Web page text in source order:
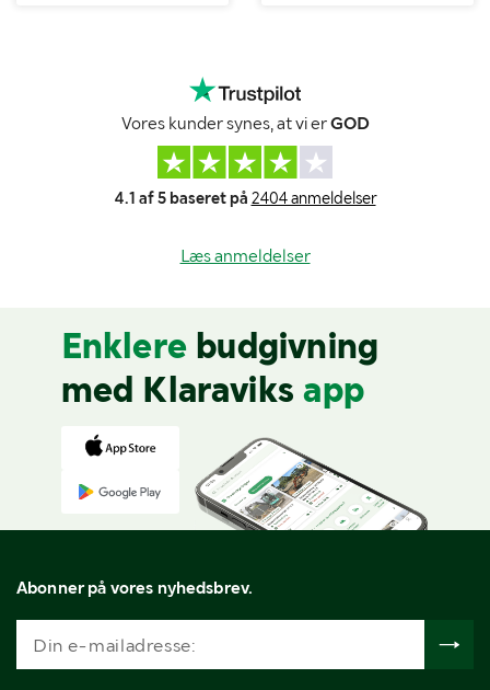
Vores kunder synes, at vi erGOD
4.1 af 5 baseret på 2404 anmeldelser
Læs anmeldelser
Enklere budgivning
med Klaraviks app
Abonner på vores nyhedsbrev.